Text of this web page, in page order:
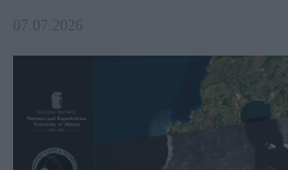
07.07.2026